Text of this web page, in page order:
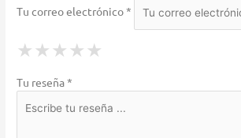
Tu correo electrónico *
★ 1 Star
★ ★ 2 Stars
★ ★ ★ 3 Stars
★ ★ ★ ★ 4 Stars
★ ★ ★ ★ ★
Tu reseña *